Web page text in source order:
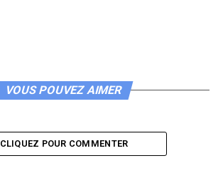
VOUS POUVEZ AIMER
CLIQUEZ POUR COMMENTER